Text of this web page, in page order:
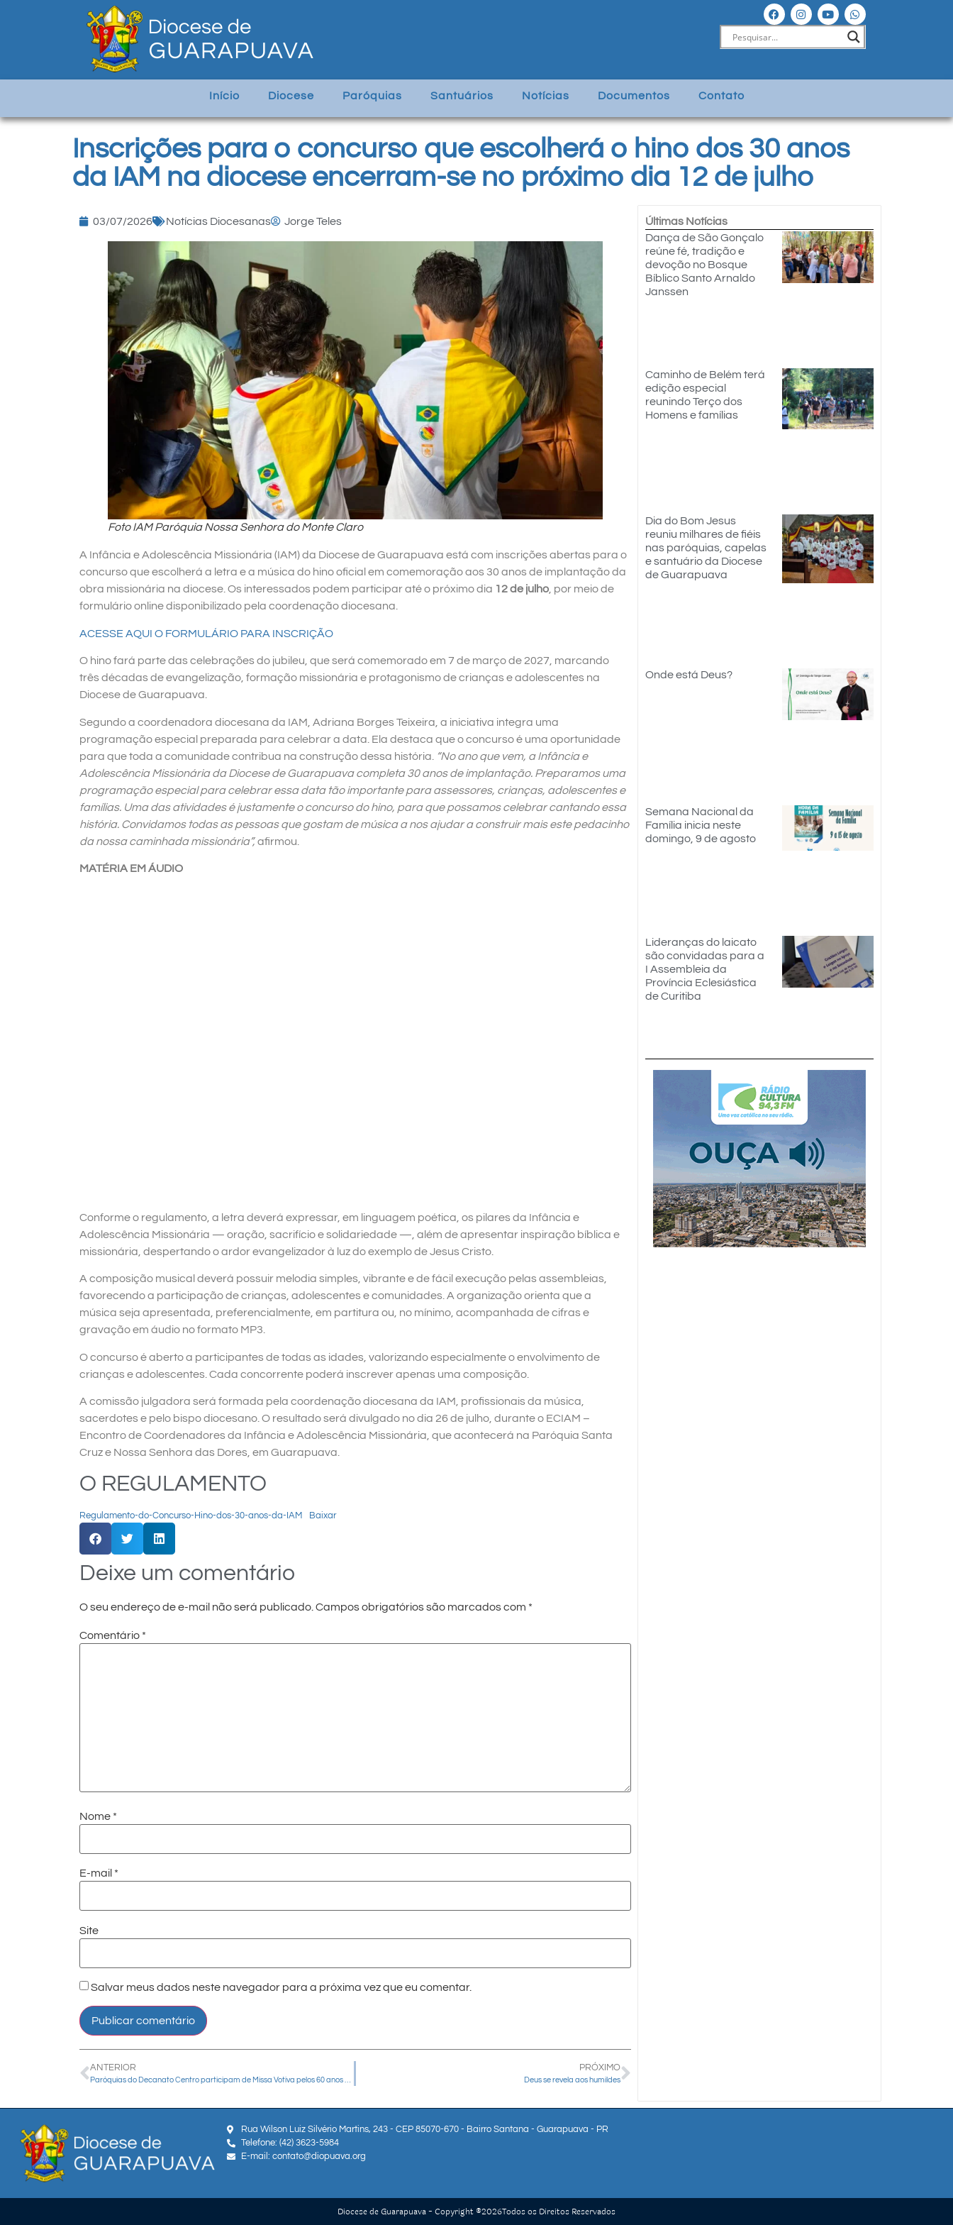
Início Diocese Paróquias Santuários Notícias Documentos Contato
Inscrições para o concurso que escolherá o hino dos 30 anos
da IAM na diocese encerram-se no próximo dia 12 de julho
03/07/2026 Notícias Diocesanas Jorge Teles
Foto IAM Paróquia Nossa Senhora do Monte Claro
A Infância e Adolescência Missionária (IAM) da Diocese de Guarapuava está com inscrições abertas para o
concurso que escolherá a letra e a música do hino oficial em comemoração aos 30 anos de implantação da
obra missionária na diocese. Os interessados podem participar até o próximo dia 12 de julho, por meio de
formulário online disponibilizado pela coordenação diocesana.
ACESSE AQUI O FORMULÁRIO PARA INSCRIÇÃO
O hino fará parte das celebrações do jubileu, que será comemorado em 7 de março de 2027, marcando
três décadas de evangelização, formação missionária e protagonismo de crianças e adolescentes na
Diocese de Guarapuava.
Segundo a coordenadora diocesana da IAM, Adriana Borges Teixeira, a iniciativa integra uma
programação especial preparada para celebrar a data. Ela destaca que o concurso é uma oportunidade
para que toda a comunidade contribua na construção dessa história.
“No ano que vem, a Infância e
Adolescência Missionária da Diocese de Guarapuava completa 30 anos de implantação. Preparamos uma
programação especial para celebrar essa data tão importante para assessores, crianças, adolescentes e
famílias. Uma das atividades é justamente o concurso do hino, para que possamos celebrar cantando essa
história. Convidamos todas as pessoas que gostam de música a nos ajudar a construir mais este pedacinho
da nossa caminhada missionária”,afirmou.
MATÉRIA EM ÁUDIO
Conforme o regulamento, a letra deverá expressar, em linguagem poética, os pilares da Infância e
Adolescência Missionária — oração, sacrifício e solidariedade —, além de apresentar inspiração bíblica e
missionária, despertando o ardor evangelizador à luz do exemplo de Jesus Cristo.
A composição musical deverá possuir melodia simples, vibrante e de fácil execução pelas assembleias,
favorecendo a participação de crianças, adolescentes e comunidades. A organização orienta que a
música seja apresentada, preferencialmente, em partitura ou, no mínimo, acompanhada de cifras e
gravação em áudio no formato MP3.
O concurso é aberto a participantes de todas as idades, valorizando especialmente o envolvimento de
crianças e adolescentes. Cada concorrente poderá inscrever apenas uma composição.
A comissão julgadora será formada pela coordenação diocesana da IAM, profissionais da música,
sacerdotes e pelo bispo diocesano. O resultado será divulgado no dia 26 de julho, durante o ECIAM –
Encontro de Coordenadores da Infância e Adolescência Missionária, que acontecerá na Paróquia Santa
Cruz e Nossa Senhora das Dores, em Guarapuava.
O REGULAMENTO
Regulamento-do-Concurso-Hino-dos-30-anos-da-IAM Baixar
Deixe um comentário
O seu endereço de e-mail não será publicado.Campos obrigatórios são marcados com *
Comentário *
Nome *
E-mail *
Site
Salvar meus dados neste navegador para a próxima vez que eu comentar.
ANTERIOR PRÓXIMO
Deus se revela aos humildes
Últimas Notícias
Dança de São Gonçalo
reúne fé, tradição e
devoção no Bosque
Bíblico Santo Arnaldo
Janssen
Caminho de Belém terá
edição especial
reunindo Terço dos
Homens e famílias
Dia do Bom Jesus
reuniu milhares de fiéis
nas paróquias, capelas
e santuário da Diocese
de Guarapuava
Onde está Deus?
Semana Nacional da
Família inicia neste
domingo, 9 de agosto
Lideranças do laicato
são convidadas para a
I Assembleia da
Província Eclesiástica
de Curitiba
Rua Wilson Luiz Silvério Martins, 243 - CEP 85070-670 - Bairro Santana - Guarapuava - PR
Telefone: (42) 3623-5984
E-mail: contato@diopuava.org
Diocese de Guarapuava - Copyright ®2026Todos os Direitos Reservados